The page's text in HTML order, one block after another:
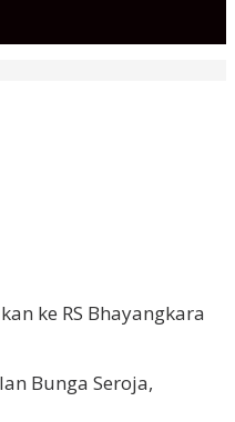
ke RS Bhayangkara
Bunga Seroja,